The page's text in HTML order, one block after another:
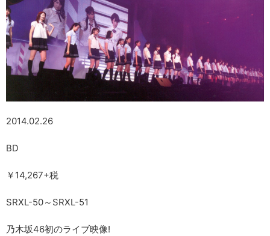
2014.02.26
BD
￥14,267+税
SRXL-50～SRXL-51
乃木坂46初のライブ映像!